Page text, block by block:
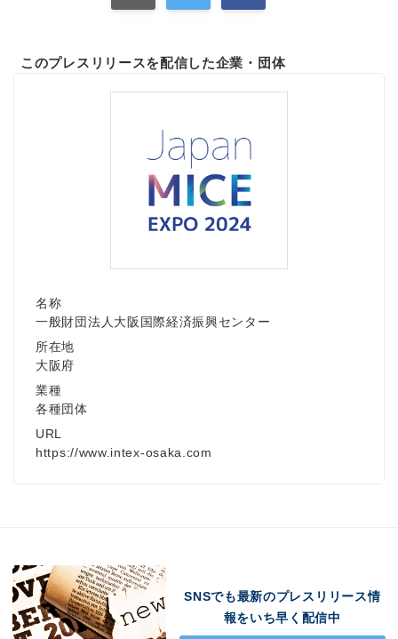
このプレスリリースを配信した企業・団体
名称
一般財団法人大阪国際経済振興センター
所在地
大阪府
業種
各種団体
URL
https://www.intex-osaka.com
SNSでも最新のプレスリリース情
報をいち早く配信中